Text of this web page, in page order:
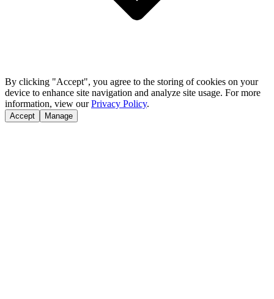
By clicking "Accept", you agree to the storing of cookies on your
device to enhance site navigation and analyze site usage. For more
information, view our Privacy Policy.
Accept Manage